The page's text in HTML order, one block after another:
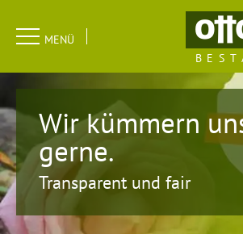
Navigation
überspringen
MENÜ
Wir kümmern
gerne.
Transparent und fair